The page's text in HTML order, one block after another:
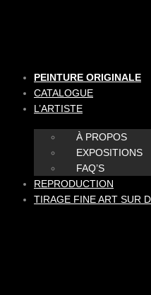
PEINTURE ORIGINALE
CATALOGUE
L’ARTISTE
À PROPOS
EXPOSITIONS
FAQ’S
REPRODUCTION
TIRAGE FINE ART SUR